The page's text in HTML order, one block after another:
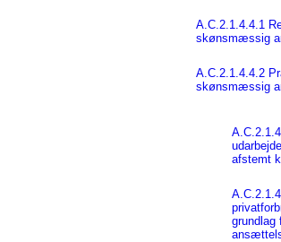
A.C.2.1.4.4.1
skønsmæssig
A.C.2.1.4.4.2
skønsmæssig
afstemt